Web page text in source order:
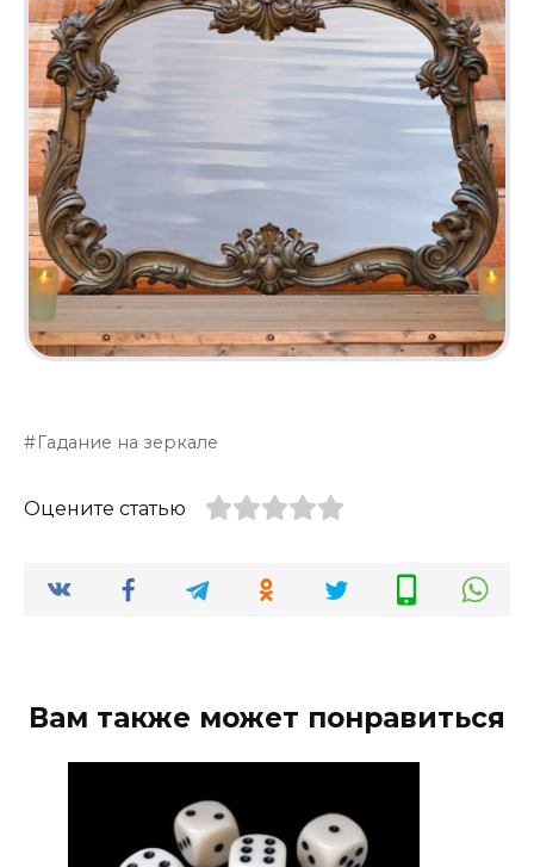
Гадание на зеркале
Оцените статью
Вам также может понравиться